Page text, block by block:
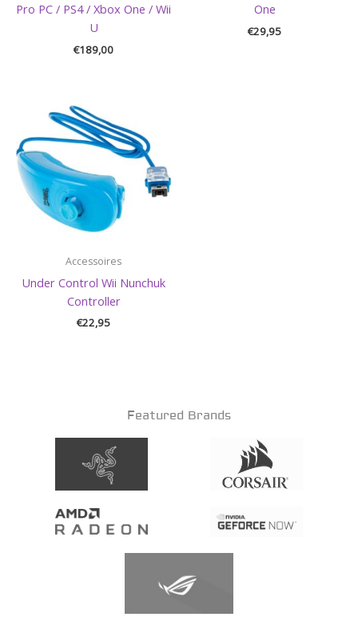
Pro PC / PS4 / Xbox One / Wii
U
€189,00
One
€29,95
Accessoires
Under Control Wii Nunchuk
Controller
€22,95
Featured Brands